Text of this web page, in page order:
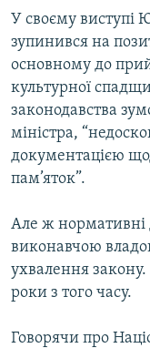
У своєму виступі
зупинився на
основному до
культурної
законодавства
міністра,
документацією
пам’яток”.
Але ж нормативні
виконавчою
ухвалення
роки з того часу.
Говорячи про